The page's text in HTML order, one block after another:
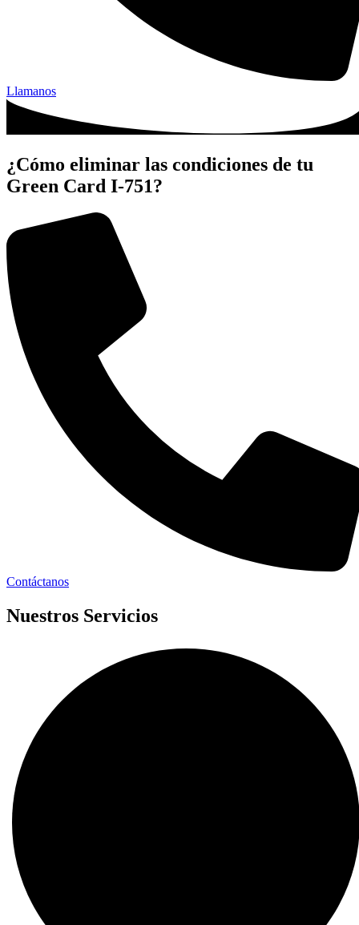
Llamanos
¿Cómo eliminar las condiciones de tu
Green Card I-751?
Contáctanos
Nuestros Servicios